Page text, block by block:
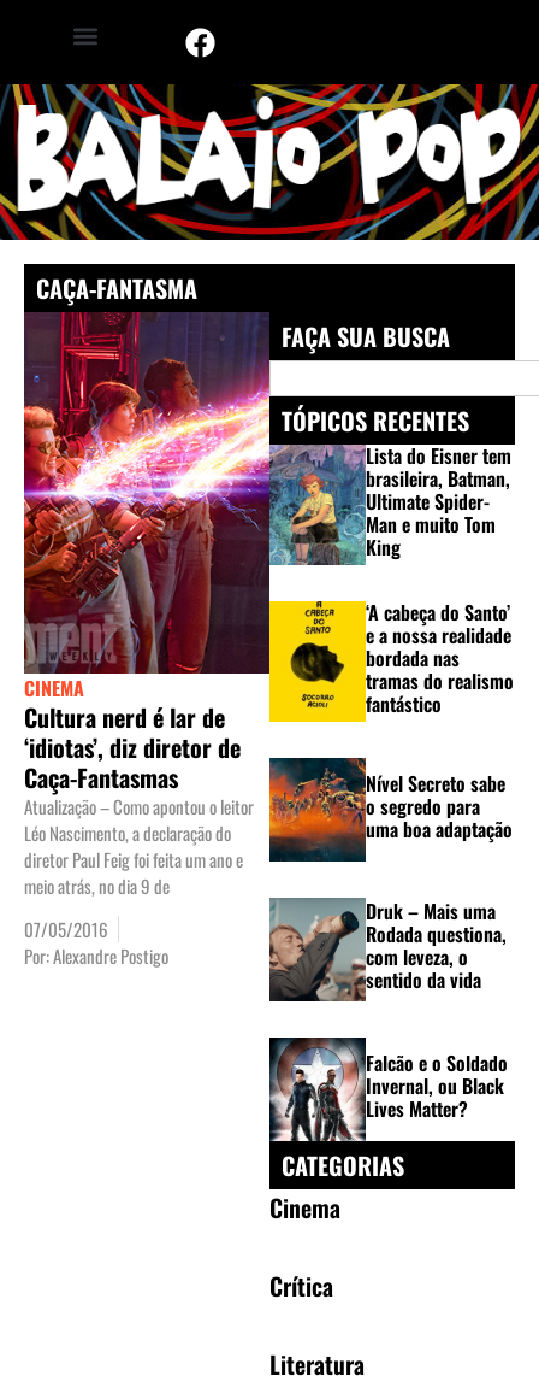
CAÇA-FANTASMA
CINEMA
Cultura nerd é lar de
‘idiotas’, diz diretor de
Caça-Fantasmas
Atualização – Como apontou o leitor
Léo Nascimento, a declaração do
diretor Paul Feig foi feita um ano e
meio atrás, no dia 9 de
07/05/2016
Por:Alexandre Postigo
FAÇA SUA BUSCA
TÓPICOS RECENTES
Lista do Eisner tem
brasileira, Batman,
Ultimate Spider-
Man e muito Tom
King
‘A cabeça do Santo’
e a nossa realidade
bordada nas
tramas do realismo
fantástico
Nível Secreto sabe
o segredo para
uma boa adaptação
Druk – Mais uma
Rodada questiona,
com leveza, o
sentido da vida
Falcão e o Soldado
Invernal, ou Black
Lives Matter?
CATEGORIAS
Cinema
Crítica
Literatura